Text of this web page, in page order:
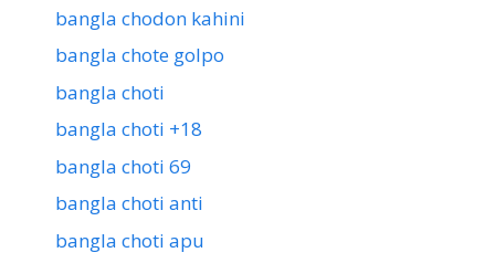
bangla chodon kahini
bangla chote golpo
bangla choti
bangla choti +18
bangla choti 69
bangla choti anti
bangla choti apu